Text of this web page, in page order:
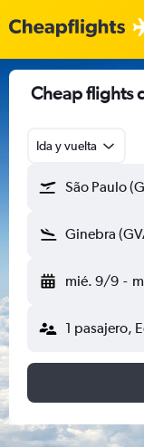
Cheap flights
Ida y vuelta
São Paulo
Ginebra
mié. 9/9 -
1 pasajero,